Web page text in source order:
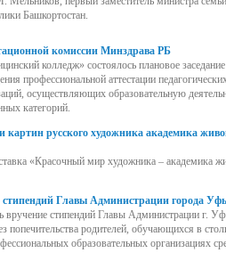
Башкортостан.
комиссии Минздрава РБ
колледж» состоялось плановое заседание
профессиональной аттестации
осуществляющих образовательную
категорий.
картин русского художника академика
«Красочный мир художника – академика
Главы Администрации города
вручение стипендий Главы Администрации г.
попечительства родителей, обучающихся в
образовательных организациях